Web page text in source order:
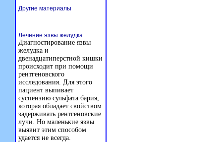
Другие материалы
Лечение язвы желудка
Диагностирование язвы
желудка и
двенадцатиперстной кишки
происходит при помощи
рентгеновского
исследования. Для этого
пациент выпивает
суспензию сульфата бария,
которая обладает свойством
задерживать рентгеновские
лучи. Но маленькие язвы
выявит этим способом
удается не всегда.